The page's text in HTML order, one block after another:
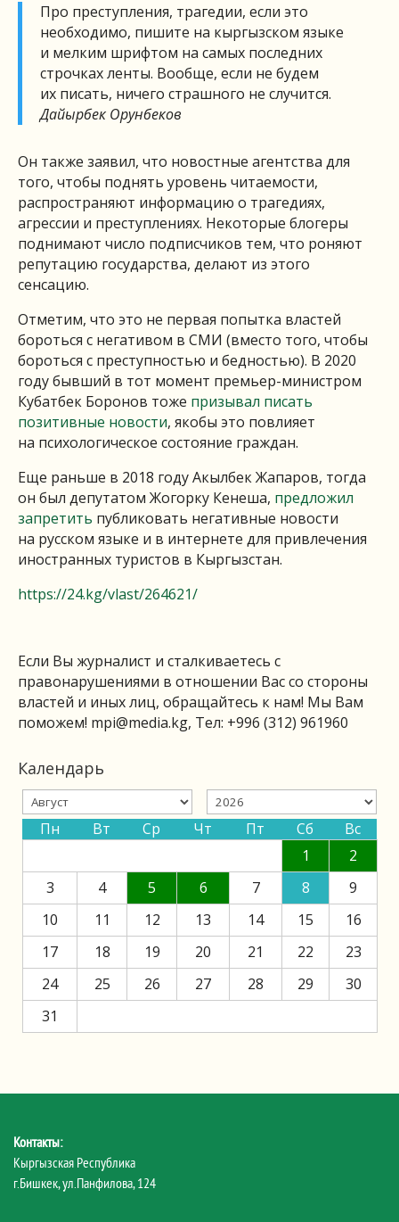
Про преступления, трагедии, если это
необходимо, пишите на кыргызском языке
и мелким шрифтом на самых последних
строчках ленты. Вообще, если не будем
их писать, ничего страшного не случится.
Дайырбек Орунбеков
Он также заявил, что новостные агентства для
того, чтобы поднять уровень читаемости,
распространяют информацию о трагедиях,
агрессии и преступлениях. Некоторые блогеры
поднимают число подписчиков тем, что роняют
репутацию государства, делают из этого
сенсацию.
Отметим, что это не первая попытка властей
бороться с негативом в СМИ (вместо того, чтобы
бороться с преступностью и бедностью). В 2020
году бывший в тот момент премьер-министром
Кубатбек Боронов тоже призывал писать
позитивные новости, якобы это повлияет
на психологическое состояние граждан.
Еще раньше в 2018 году Акылбек Жапаров, тогда
он был депутатом Жогорку Кенеша, предложил
запретить публиковать негативные новости
на русском языке и в интернете для привлечения
иностранных туристов в Кыргызстан.
https://24.kg/vlast/264621/
Если Вы журналист и сталкиваетесь с
правонарушениями в отношении Вас со стороны
властей и иных лиц, обращайтесь к нам! Мы Вам
поможем! mpi@media.kg, Тел: +996 (312) 961960
Календарь
Пн Вт Ср Чт Пт Сб
Вс
1
2
3
4 5 6 7 8
9
10
11 12 13 14 15
16
17
18 19 20 21 22
23
24
25 26 27 28 29
30
31
Контакты:
Кыргызская Республика
г.Бишкек, ул.Панфилова, 124